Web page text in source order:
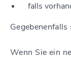
falls
Wenn Sie ein